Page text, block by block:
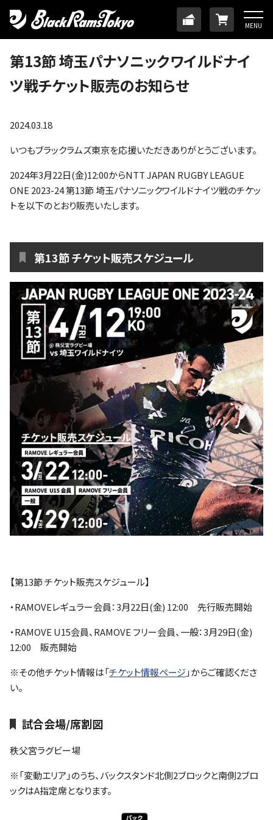
MENU
TICKET
HOME
チーム
メンバー
アカデミー
SDGs・ホームタウン
ファンクラブ
パートナー
第13節 埼玉パナソニックワイルドナイ
ツ戦チケット販売のお知らせ
2024.03.18
いつもブラックラムズ東京を応援いただきありがとうございます。
2024年3月22日(金)12:00からNTT JAPAN RUGBY LEAGUE
ONE 2023-24 第13節 埼玉パナソニックワイルドナイツ戦のチケッ
トを以下のとおり販売いたします。
第13節 チケット販売スケジュール
【第13節 チケット販売スケジュール】
・RAMOVEレギュラー会員：3月22日(金) 12:00 先行販売開始
・RAMOVE U15会員、RAMOVE フリー会員、一般：3月29日(金)
12:00 販売開始
※その他チケット情報は「チケット情報ページ 」からご確認くださ
い。
試合会場/席割図
秩父宮ラグビー場
※「変動エリア」のうち、バックスタンド北側2ブロックと南側2ブロ
ックはA指定席となります。